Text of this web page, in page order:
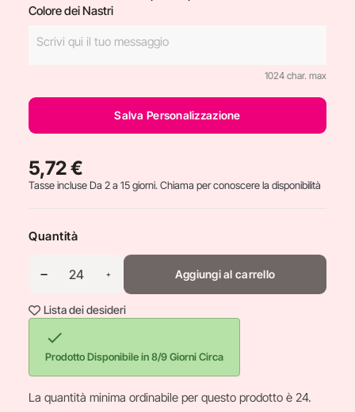
Colore dei Nastri
1024 char. max
Salva Personalizzazione
5,72 €
Tasse incluseDa 2 a 15 giorni. Chiama per conoscere la disponibilità
Quantità
Aggiungi al carrello
Lista dei desideri

Prodotto Disponibile in 8/9 Giorni Circa
La quantità minima ordinabile per questo prodotto è 24.